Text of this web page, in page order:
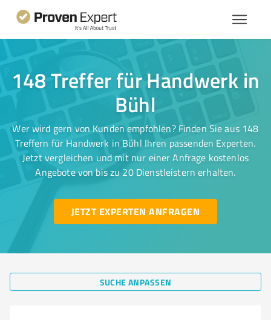
148 Treffer für Handwerk in
Bühl
Wer wird gern von Kunden empfohlen? Finden Sie aus 148
Treffern für Handwerk in Bühl Ihren passenden Experten.
Jetzt vergleichen und mit nur einer Anfrage kostenlos
Angebote von bis zu 20 Dienstleistern erhalten.
JETZT EXPERTEN ANFRAGEN
SUCHE ANPASSEN